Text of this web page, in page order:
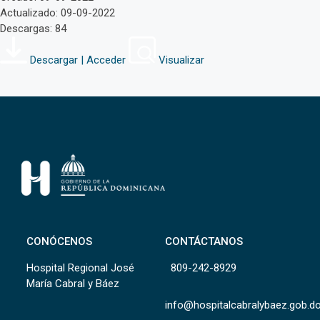
Actualizado: 09-09-2022
Descargas: 84
Descargar | Acceder Visualizar
CONÓCENOS
Hospital Regional José
María Cabral y Báez
CONTÁCTANOS
809-242-8929